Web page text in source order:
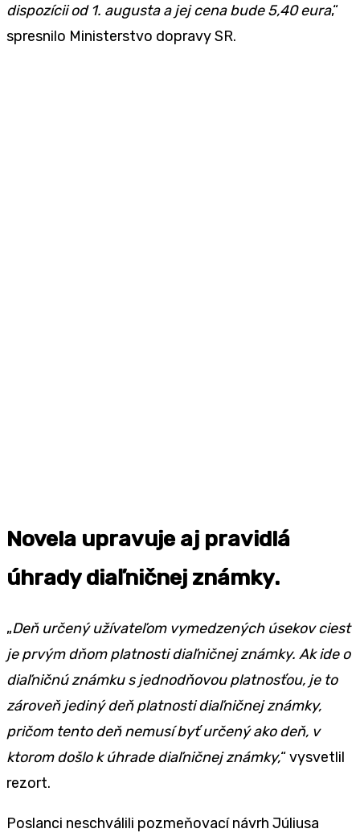
dispozícii od 1. augusta a jej cena bude 5,40 eura,“
spresnilo Ministerstvo dopravy SR.
Novela upravuje aj pravidlá
úhrady diaľničnej známky.
„Deň určený užívateľom vymedzených úsekov ciest
je prvým dňom platnosti diaľničnej známky. Ak ide o
diaľničnú známku s jednodňovou platnosťou, je to
zároveň jediný deň platnosti diaľničnej známky,
pričom tento deň nemusí byť určený ako deň, v
ktorom došlo k úhrade diaľničnej známky,“ vysvetlil
rezort.
Poslanci neschválili pozmeňovací návrh Júliusa